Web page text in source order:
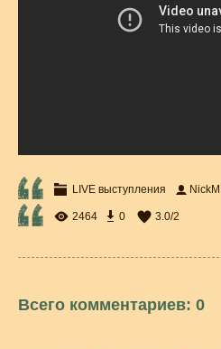
LIVE выступления NickM
2464 0 3.0/2
Всего комментариев: 0